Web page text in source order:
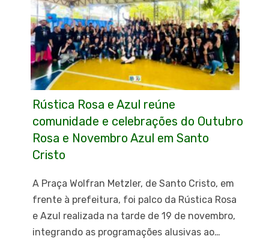
Rústica Rosa e Azul reúne
comunidade e celebrações do Outubro
Rosa e Novembro Azul em Santo
Cristo
A Praça Wolfran Metzler, de Santo Cristo, em
frente à prefeitura, foi palco da Rústica Rosa
e Azul realizada na tarde de 19 de novembro,
integrando as programações alusivas ao…